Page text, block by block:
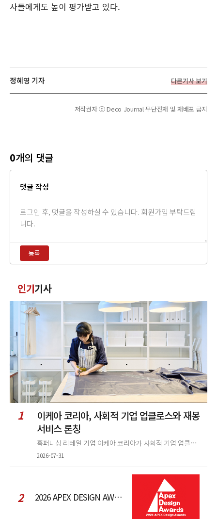
사들에게도 높이 평가받고 있다.
정혜영 기자 다른기사 보기
저작권자 ⓒ Deco Journal 무단전재 및 재배포 금지
0개의 댓글
댓글 작성
력
등록
글
인기기사
1
이케아 코리아, 사회적 기업 업클로스와 재봉
서비스 론칭
홈퍼니싱 리테일 기업 이케아 코리아가 사회적 기업 업클로스(Upcloth)와 협력해 재봉 서비스를 선보인다. 이번 협업은 이케
2026-07-31
2 2026 APEX DESIGN AWARDS